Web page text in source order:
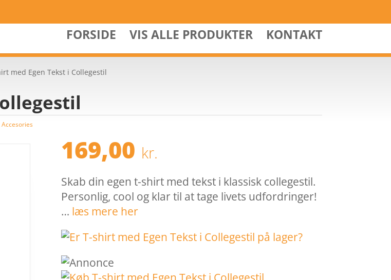
FORSIDE VIS ALLE PRODUKTER KONTAKT
med Egen Tekst i Collegestil
Accesories
169,00 kr.
Skab din egen t-shirt med tekst i klassisk collegestil.
Personlig, cool og klar til at tage livets udfordringer!
… læs mere her